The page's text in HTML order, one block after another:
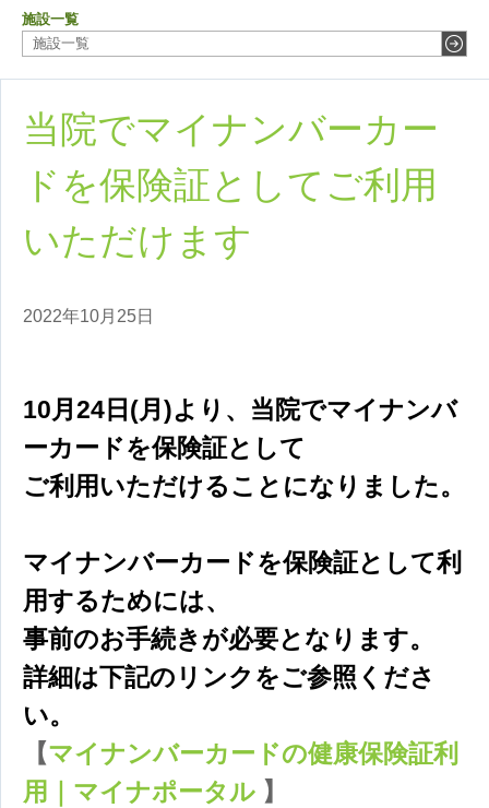
施設一覧
施設一覧
当院でマイナンバーカー
ドを保険証としてご利用
いただけます
2022年10月25日
10月24日(月)より、当院でマイナンバ
ーカードを保険証として
ご利用いただけることになりました。
マイナンバーカードを保険証として利
用するためには、
事前のお手続きが必要となります。
詳細は下記のリンクをご参照くださ
い。
【マイナンバーカードの健康保険証利
用｜マイナポータル 】